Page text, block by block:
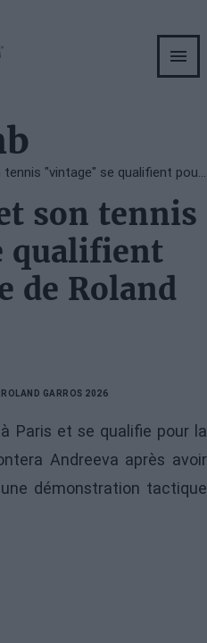
son tennis
qualifient
de Roland
ROLAND GARROS 2026
Paris et se qualifie pour la
Andreeva après avoir
démonstration tactique